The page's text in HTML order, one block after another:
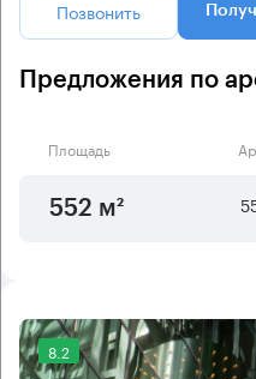
Позвонить
Предложения по
Площадь
552 м²
8.2